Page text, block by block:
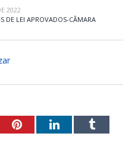
2022
DE LEI APROVADOS-CÂMARA
PinterestLinkedInTumblr